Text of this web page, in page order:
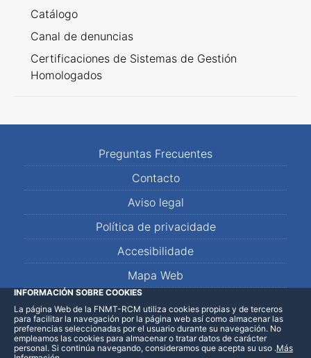
Catálogo
Canal de denuncias
Certificaciones de Sistemas de Gestión
Homologados
Preguntas Frecuentes
Contacto
Aviso legal
Política de privacidade
Accesibilidade
Mapa Web
LinkedInFacebookWhatsApp
INFORMACIÓN SOBRE COOKIES
La página Web de la FNMT-RCM utiliza cookies propias y de terceros
para facilitar la navegación por la página web así como almacenar las
preferencias seleccionadas por el usuario durante su navegación. No
empleamos las cookies para almacenar o tratar datos de carácter
personal. Si continúa navegando, consideramos que acepta su uso .Más